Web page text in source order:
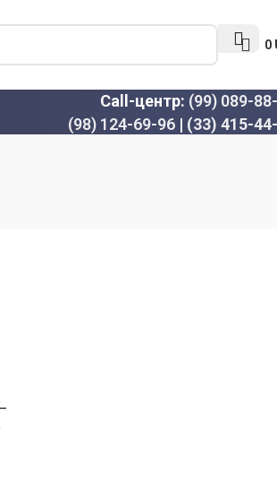
0
Call-центр: (99) 089-
(98) 124-69-96 | (33) 415-